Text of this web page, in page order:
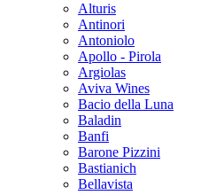
Alturis
Antinori
Antoniolo
Apollo - Pirola
Argiolas
Aviva Wines
Bacio della Luna
Baladin
Banfi
Barone Pizzini
Bastianich
Bellavista